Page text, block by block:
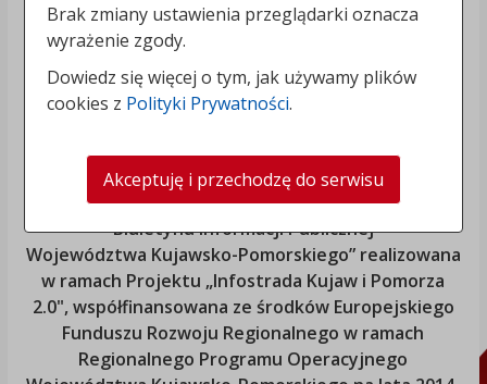
„Rozbudowa i modernizacja Systemu Regionalnego
Biuletynu Informacji Publicznej
Województwa Kujawsko-Pomorskiego” realizowana
w ramach Projektu „Infostrada Kujaw i Pomorza
2.0", współfinansowana ze środków Europejskiego
Funduszu Rozwoju Regionalnego w ramach
Regionalnego Programu Operacyjnego
Brak zmiany ustawienia przeglądarki oznacza
wyrażenie zgody.
Dowiedz się więcej o tym, jak używamy plików
cookies z Polityki Prywatności.
Akceptuję i przechodzę do serwisu